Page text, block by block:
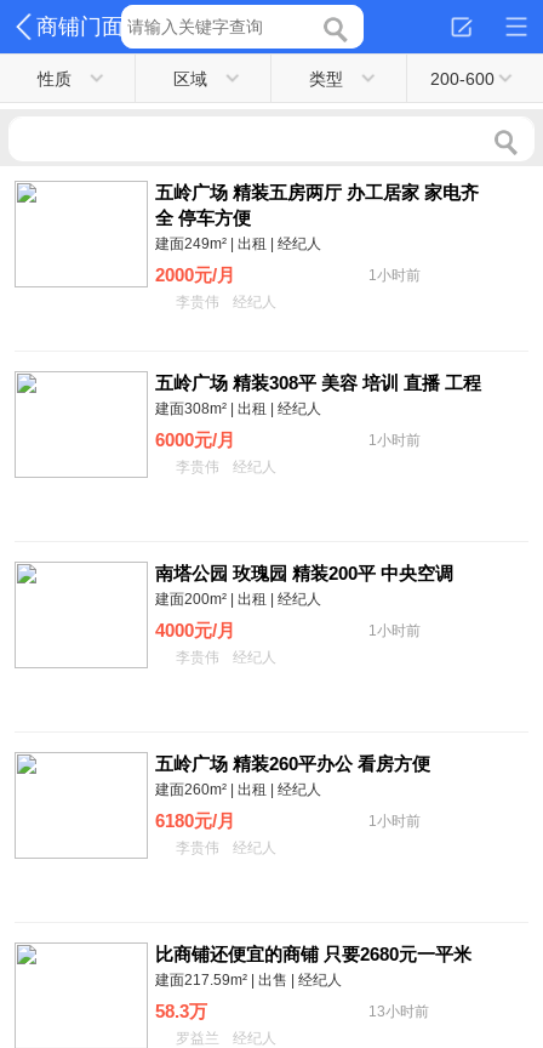
商铺门面
性质 区域 类型 200-600
五岭广场 精装五房两厅 办工居家 家电齐
全 停车方便
建面249m² | 出租 | 经纪人
2000元/月
1小时前
李贵伟
经纪人
五岭广场 精装308平 美容 培训 直播 工程
建面308m² | 出租 | 经纪人
6000元/月
1小时前
李贵伟
经纪人
南塔公园 玫瑰园 精装200平 中央空调
建面200m² | 出租 | 经纪人
4000元/月
1小时前
李贵伟
经纪人
五岭广场 精装260平办公 看房方便
建面260m² | 出租 | 经纪人
6180元/月
1小时前
李贵伟
经纪人
比商铺还便宜的商铺 只要2680元一平米
建面217.59m² | 出售 | 经纪人
58.3万
13小时前
罗益兰
经纪人